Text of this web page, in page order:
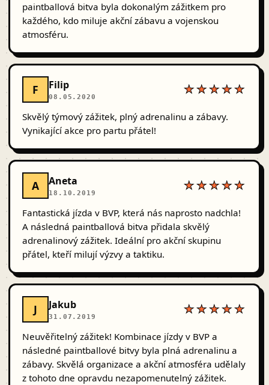
paintballová bitva byla dokonalým zážitkem pro
každého, kdo miluje akční zábavu a vojenskou
atmosféru.
F Filip
08.05.2020
★★★★★
Skvělý týmový zážitek, plný adrenalinu a zábavy.
Vynikající akce pro partu přátel!
A Aneta
18.10.2019
★★★★★
Fantastická jízda v BVP, která nás naprosto nadchla!
A následná paintballová bitva přidala skvělý
adrenalinový zážitek. Ideální pro akční skupinu
přátel, kteří milují výzvy a taktiku.
J Jakub
31.07.2019
★★★★★
Neuvěřitelný zážitek! Kombinace jízdy v BVP a
následné paintballové bitvy byla plná adrenalinu a
zábavy. Skvělá organizace a akční atmosféra udělaly
z tohoto dne opravdu nezapomenutelný zážitek.